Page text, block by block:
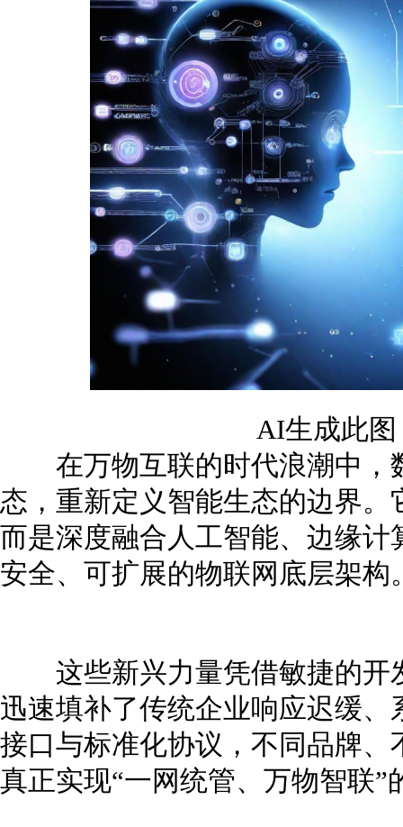
AI生成此
在万物互联的时代浪潮中，
态，重新定义智能生态的边界
而是深度融合人工智能、边缘
安全、可扩展的物联网底层架构
这些新兴力量凭借敏捷的开
迅速填补了传统企业响应迟缓
接口与标准化协议，不同品牌
真正实现“一网统管、万物智联”